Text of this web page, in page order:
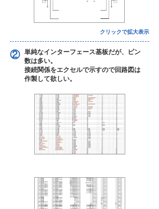
クリックで拡大表示
② 単純なインターフェース基板だが、ピン
数は多い。
接続関係をエクセルで示すので回路図は
作製して欲しい。